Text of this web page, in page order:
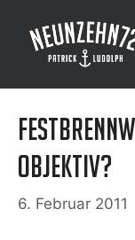
Inhalt
springen
Objektiv?
6. Februar 2011